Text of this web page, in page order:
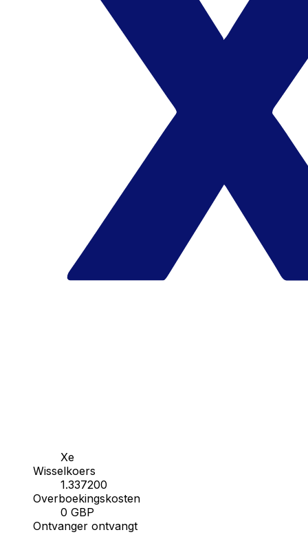
Xe
Wisselkoers
1.337200
Overboekingskosten
0 GBP
Ontvanger ontvangt